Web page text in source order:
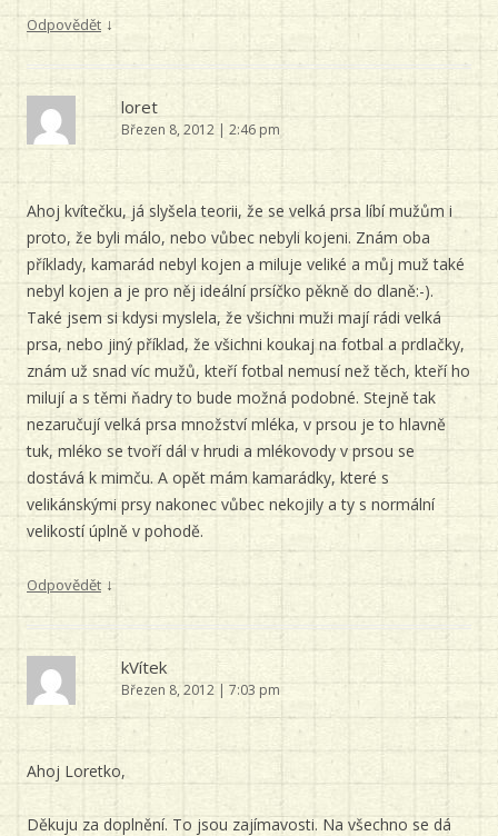
Odpovědět ↓
loret
Březen 8, 2012 | 2:46 pm
Ahoj kvítečku, já slyšela teorii, že se velká prsa líbí mužům i
proto, že byli málo, nebo vůbec nebyli kojeni. Znám oba
příklady, kamarád nebyl kojen a miluje veliké a můj muž také
nebyl kojen a je pro něj ideální prsíčko pěkně do dlaně:-).
Také jsem si kdysi myslela, že všichni muži mají rádi velká
prsa, nebo jiný příklad, že všichni koukaj na fotbal a prdlačky,
znám už snad víc mužů, kteří fotbal nemusí než těch, kteří ho
milují a s těmi ňadry to bude možná podobné. Stejně tak
nezaručují velká prsa množství mléka, v prsou je to hlavně
tuk, mléko se tvoří dál v hrudi a mlékovody v prsou se
dostává k mimču. A opět mám kamarádky, které s
velikánskými prsy nakonec vůbec nekojily a ty s normální
velikostí úplně v pohodě.
Odpovědět ↓
kVítek
Březen 8, 2012 | 7:03 pm
Ahoj Loretko,
Děkuju za doplnění. To jsou zajímavosti. Na všechno se dá